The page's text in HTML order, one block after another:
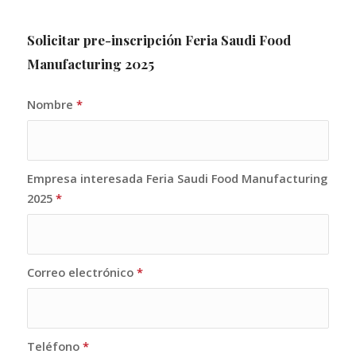
Solicitar pre-inscripción Feria Saudi Food
Manufacturing 2025
Nombre *
Empresa interesada Feria Saudi Food Manufacturing
2025 *
Correo electrónico *
Teléfono *